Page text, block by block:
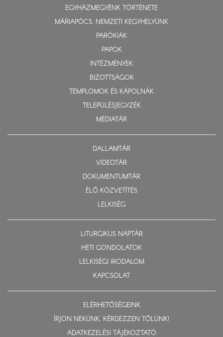
EGYHÁZMEGYÉNK TÖRTÉNETE
MÁRIAPÓCS, NEMZETI KEGYHELYÜNK
PARÓKIÁK
PAPOK
INTÉZMÉNYEK
BIZOTTSÁGOK
TEMPLOMOK ÉS KÁPOLNÁK
TELEPÜLÉSJEGYZÉK
MÉDIATÁR
DALLAMTÁR
VIDEOTÁR
DOKUMENTUMTÁR
ÉLŐ KÖZVETÍTÉS
LELKISÉG
LITURGIKUS NAPTÁR
HETI GONDOLATOK
LELKISÉGI IRODALOM
KAPCSOLAT
ELÉRHETŐSÉGEINK
ÍRJON NEKÜNK, KÉRDEZZEN TŐLÜNK!
ADATKEZELÉSI TÁJÉKOZTATÓ